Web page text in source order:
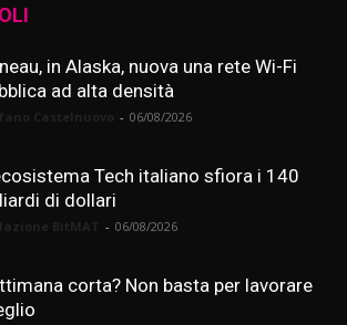
in Alaska, nuova una rete Wi-Fi
ad alta densità
- 06/08/2026
Tech italiano sfiora i 140
di dollari
- 06/08/2026
corta? Non basta per lavorare